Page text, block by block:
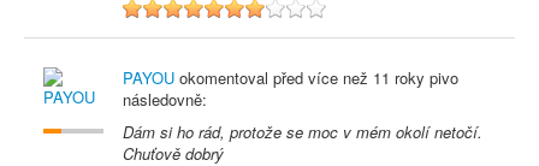
7
PAYOU okomentoval před více než 11 roky pivo
následovně:
Dám si ho rád, protože se moc v mém okolí netočí.
Chuťově dobrý